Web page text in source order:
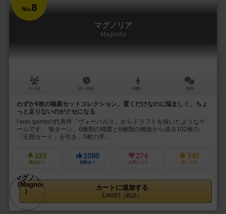
No.8
マグノリア
Magnolia
2～5人 10～20分 10歳～ 23件
わずか9枚の箱庭セットコレクション。置くだけなのに悩ましく、ちょ
っと足りないのがクセになる
I was gameの代表作「ヴォーパルス」からドラフトを抜いたようなゲ
ームです。 毎ターン、6種類の職業と6種類の種族から成る102枚の
「王国カード」を引き、5枚の手...
333
興味あり
1080
経験あり
274
お気に入り
740
持ってる
カートに追加する
3,850円（税込）